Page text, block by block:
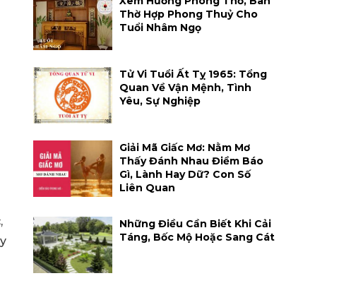
Thờ Hợp Phong Thuỷ Cho
Tuổi Nhâm Ngọ
Tử Vi Tuổi Ất Tỵ 1965: Tổng
Quan Về Vận Mệnh, Tình
Yêu, Sự Nghiệp
Giải Mã Giấc Mơ: Nằm Mơ
Thấy Đánh Nhau Điềm Báo
Gì, Lành Hay Dữ? Con Số
Liên Quan
Những Điều Cần Biết Khi Cải
Táng, Bốc Mộ Hoặc Sang Cát